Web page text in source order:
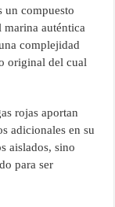
un compuesto
marina auténtica
complejidad
original del cual
rojas aportan
adicionales en su
aislados, sino
para ser